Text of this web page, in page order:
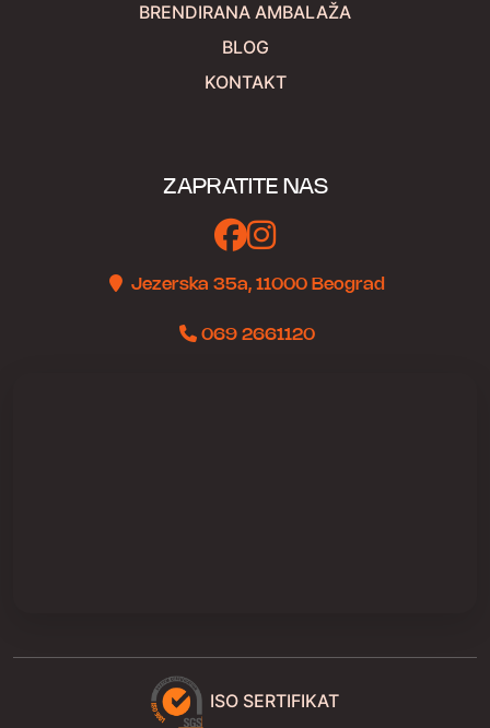
BRENDIRANA AMBALAŽA
BLOG
KONTAKT
ZAPRATITE NAS
Jezerska 35a, 11000 Beograd
069 2661120
ISO SERTIFIKAT